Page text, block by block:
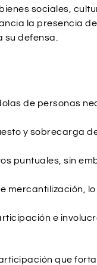
sociales,
la presencia
defensa.
de personas
y sobrecarga
puntuales, sin
mercantilización,
e
que